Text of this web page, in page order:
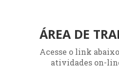
ÁREA DE
Acesse o link
atividades on-